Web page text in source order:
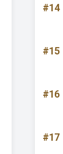
#14
#15
#16
#17